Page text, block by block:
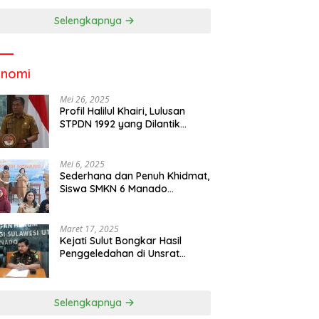
Selengkapnya
Mei 26, 2025
Profil Halilul Khairi, Lulusan
STPDN 1992 yang Dilantik
Mei 6, 2025
Sederhana dan Penuh Khidmat,
Siswa SMKN 6 Manado
Maret 17, 2025
Kejati Sulut Bongkar Hasil
Penggeledahan di Unsrat
Selengkapnya